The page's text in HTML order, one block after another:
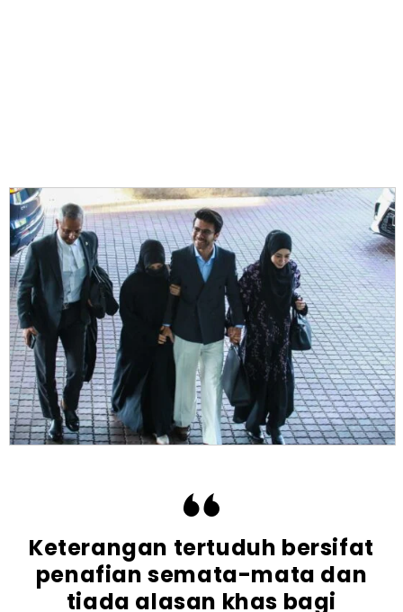
Keterangan tertuduh bersifat
penafian semata-mata dan
tiada alasan khas bagi